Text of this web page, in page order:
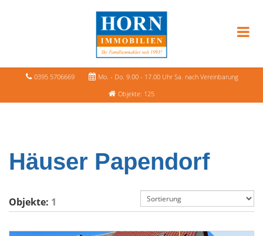
0395 5706669
Mo. - Do. 9.00 - 17.00 Uhr Sa. nach Vereinbarung
Objekte: 125
Häuser Papendorf
Objekte: 1